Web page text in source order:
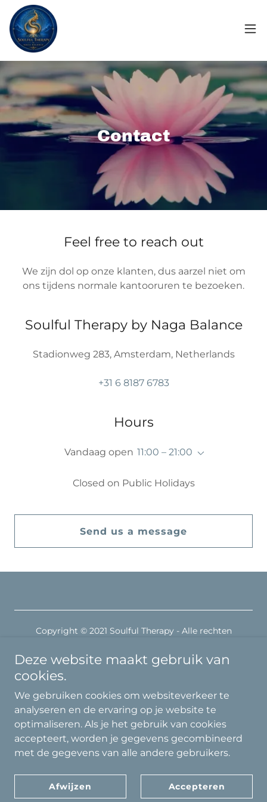
Contact
Feel free to reach out
We zijn dol op onze klanten, dus aarzel niet om
ons tijdens normale kantooruren te bezoeken.
Soulful Therapy by Naga Balance
Stadionweg 283, Amsterdam, Netherlands
+31 6 8187 6783
Hours
Vandaag open 11:00 – 21:00
Closed on Public Holidays
Send us a message
Copyright © 2021 Soulful Therapy - Alle rechten
Ondersteund door
Massage
Meditation
Contact
Términos y condiciones
Deze website maakt gebruik van
cookies.
We gebruiken cookies om websiteverkeer te
analyseren en de ervaring op je website te
optimaliseren. Als je het gebruik van cookies
accepteert, worden je gegevens gecombineerd
met de gegevens van alle andere gebruikers.
Afwijzen Accepteren